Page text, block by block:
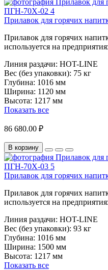
Прилавок для горячих
Прилавок для горячих
используется на
Линия раздачи: HOT-LINE
Вес (без упаковки): 75 кг
Глубина: 1016 мм
Ширина: 1120 мм
Высота: 1217 мм
Показать все
86 680.00 ₽
В корзину
Прилавок для горячих
Прилавок для горячих
используется на
Линия раздачи: HOT-LINE
Вес (без упаковки): 93 кг
Глубина: 1016 мм
Ширина: 1500 мм
Высота: 1217 мм
Показать все